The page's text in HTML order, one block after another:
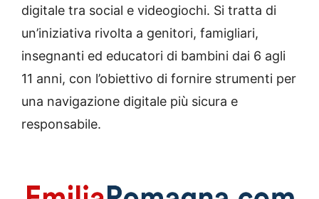
digitale tra social e videogiochi. Si tratta di
un’iniziativa rivolta a genitori, famigliari,
insegnanti ed educatori di bambini dai 6 agli
11 anni, con l’obiettivo di fornire strumenti per
una navigazione digitale più sicura e
responsabile.